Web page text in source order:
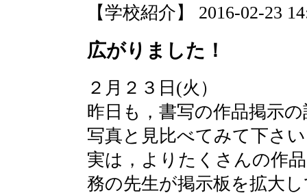
【学校紹介】 2016-02-23
広がりました！
２月２３日(火）
昨日も，書写の作品掲示
写真と見比べてみて下さ
実は，よりたくさんの作
務の先生が掲示板を拡大